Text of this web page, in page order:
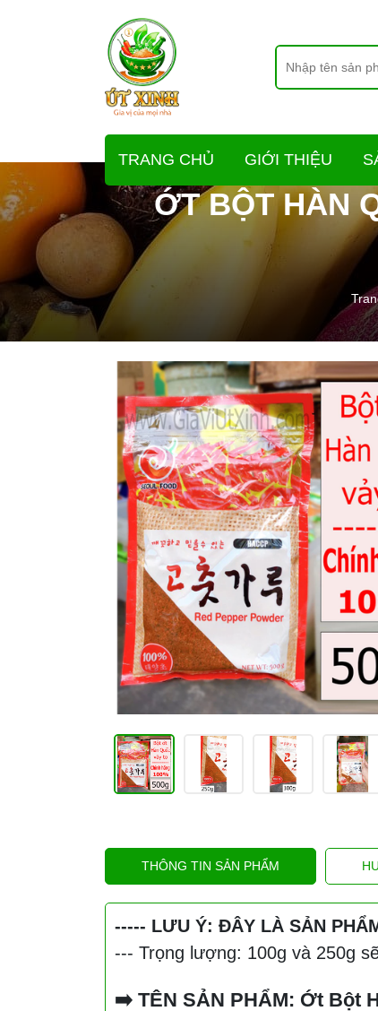
TRANG CHỦ GIỚI THIỆU
ỚT BỘT HÀN
THÔNG TIN SẢN PHẨM
----- LƯU Ý: ĐÂY LÀ SẢN
--- Trọng lượng: 100g và 250g
➡️ TÊN SẢN PHẨM: Ớt Bột